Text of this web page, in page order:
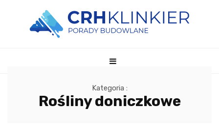
Kategoria :
Rośliny doniczkowe